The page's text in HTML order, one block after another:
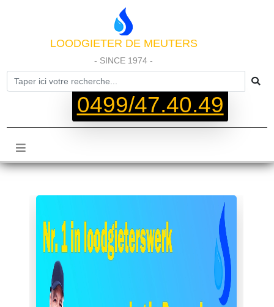
LOODGIETER DE MEUTERS
- SINCE 1974 -
0499/47.40.49